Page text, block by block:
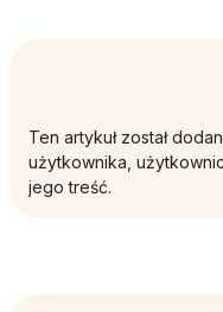
Ten artykuł został
użytkownika,
jego treść.